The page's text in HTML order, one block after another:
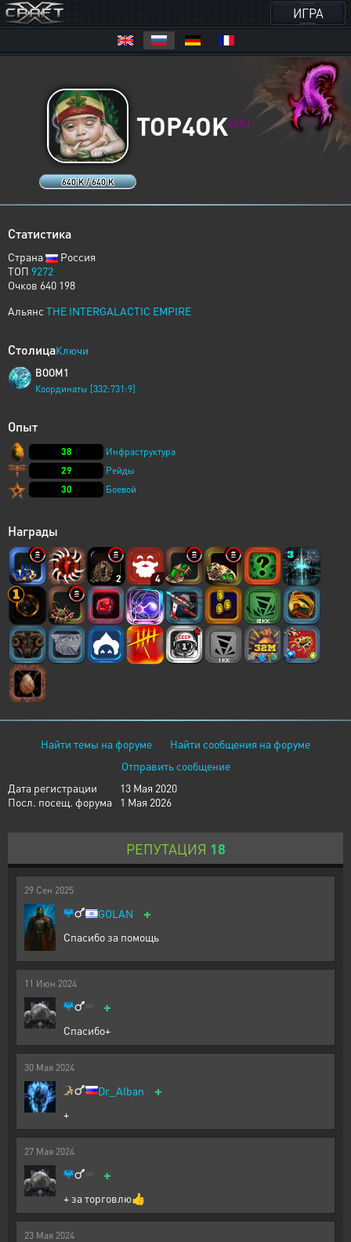
ИГРА
640 K / 640 K
TOP4OKXERJ
Статистика
Страна
Россия
ТОП 9272
Очков 640 198
Альянс THE INTERGALACTIC EMPIRE
СтолицаКлючи
BOOM1
Координаты [332:731:9]
Опыт
38
Инфраструктура
29
Рейды
30
Боевой
Награды
2 4
Найти темы на форуме
Найти сообщения на форуме
Отправить сообщение
Дата регистрации
13 Мая 2020
Посл. посещ. форума
1 Мая 2026
РЕПУТАЦИЯ 18
29 Сен 2025
GOLAN +
Спасибо за помощь
11 Июн 2024
+
Спасибо+
30 Мая 2024
Dr_Alban +
+
27 Мая 2024
+
+ за торговлю👍
23 Мая 2024